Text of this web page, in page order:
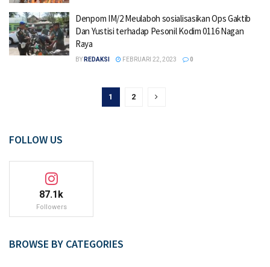
Denpom IM/2 Meulaboh sosialisasikan Ops Gaktib
Dan Yustisi terhadap Pesonil Kodim 0116 Nagan
Raya
BY REDAKSI FEBRUARI 22, 2023 0
1 2
FOLLOW US
87.1k
Followers
BROWSE BY CATEGORIES